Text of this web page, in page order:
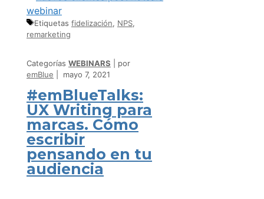
Etiquetas fidelización, NPS,
remarketing
Categorías WEBINARS
por
emBlue
mayo 7, 2021
#emBlueTalks:
UX Writing para
marcas. Cómo
escribir
pensando en tu
audiencia